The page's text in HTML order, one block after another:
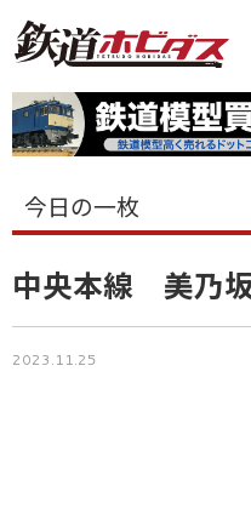
今日の一枚
中央本線 美乃
2023.11.25